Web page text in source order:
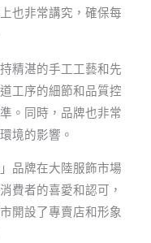
也非常講究，確保每
精湛的手工工藝和先
工序的細節和品質控
。同時，品牌也非常
境的影響。
品牌在大陸服飾市場
費者的喜愛和認可，
開設了專賣店和形象